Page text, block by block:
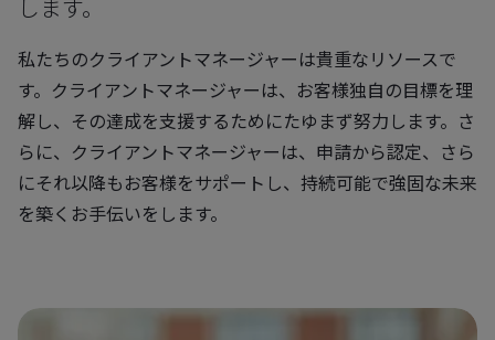
します。
私たちのクライアントマネージャーは貴重なリソースで
す。クライアントマネージャーは、お客様独自の目標を理
解し、その達成を支援するためにたゆまず努力します。さ
らに、クライアントマネージャーは、申請から認定、さら
にそれ以降もお客様をサポートし、持続可能で強固な未来
を築くお手伝いをします。